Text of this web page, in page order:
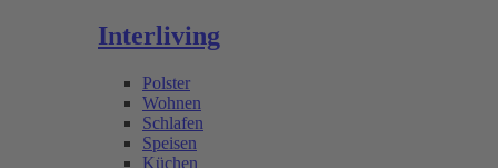
Interliving
Polster
Wohnen
Schlafen
Speisen
Küchen